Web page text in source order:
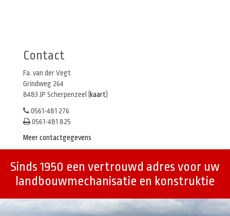
Contact
Fa. van der Vegt
Grindweg 264
8483 JP Scherpenzeel (
kaart
0561-481 276
0561-481 825
Meer contactgegevens
Sinds 1950 een vertrouwd adres voor uw
landbouwmechanisatie en konstruktie